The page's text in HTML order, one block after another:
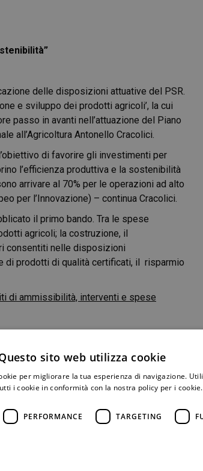
delle disposizioni attuative del PSR.
e sviluppo dei prodotti agricoli’, la cui
passo in avanti nell’attuazione del Piano
all’Agricoltura Antonello Cracolici.
di favorire gli investimenti per
l’efficienza produttiva e la sostenibilità
arrivare al 70% per le operazioni ad alto
per l’Innovazione) – continua Cracolici.
il primo bando. Tra le spese
agricoli; la costruzione, il
consentiti nelle disposizioni
di prodotti di qualità certificati, il risparmio
di ammissibilità, interventi e spese
sito web utilizza cookie
per migliorare la tua esperienza di navigazione.
i cookie in conformità con la nostra policy per i cookie.
PERFORMANCE TARGETING